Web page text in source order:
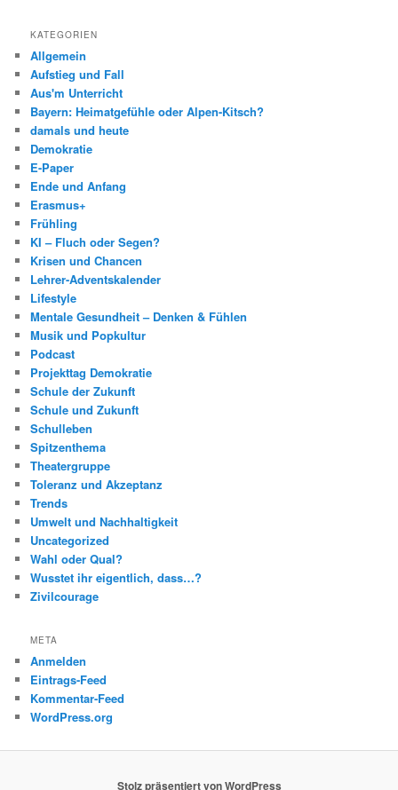
KATEGORIEN
Allgemein
Aufstieg und Fall
Aus'm Unterricht
Bayern: Heimatgefühle oder Alpen-Kitsch?
damals und heute
Demokratie
E-Paper
Ende und Anfang
Erasmus+
Frühling
KI – Fluch oder Segen?
Krisen und Chancen
Lehrer-Adventskalender
Lifestyle
Mentale Gesundheit – Denken & Fühlen
Musik und Popkultur
Podcast
Projekttag Demokratie
Schule der Zukunft
Schule und Zukunft
Schulleben
Spitzenthema
Theatergruppe
Toleranz und Akzeptanz
Trends
Umwelt und Nachhaltigkeit
Uncategorized
Wahl oder Qual?
Wusstet ihr eigentlich, dass…?
Zivilcourage
META
Anmelden
Eintrags-Feed
Kommentar-Feed
WordPress.org
Stolz präsentiert von WordPress